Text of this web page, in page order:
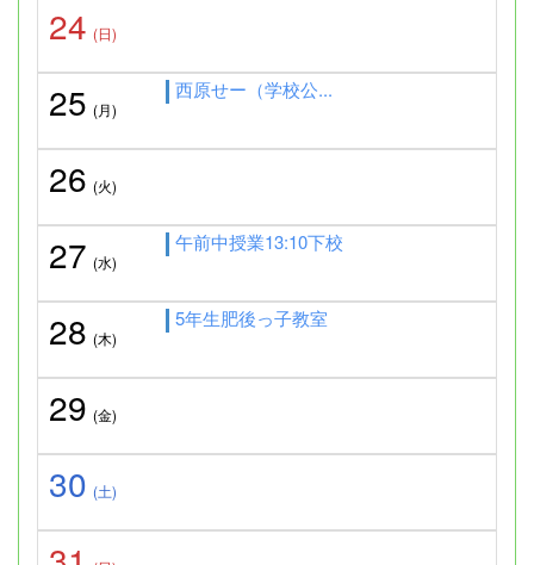
24 (日)
25 (月)
西原せー（学校公...
26 (火)
27 (水)
午前中授業13:10下校
28 (木)
5年生肥後っ子教室
29 (金)
30 (土)